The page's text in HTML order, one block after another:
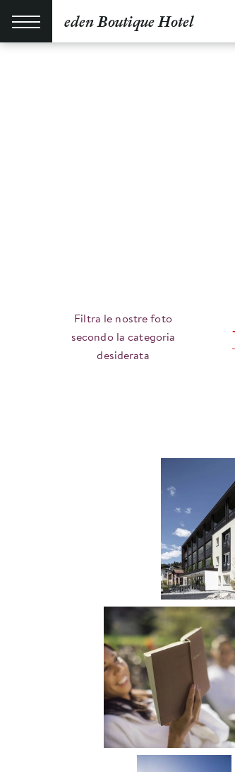
eden Boutique Hotel
Filtra le nostre foto
secondo la categoria
desiderata